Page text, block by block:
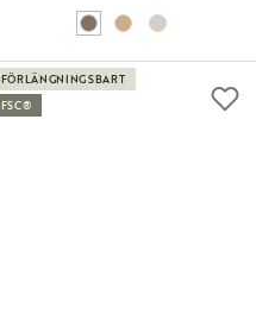
FÖRLÄNGNINGSBART
FSC®